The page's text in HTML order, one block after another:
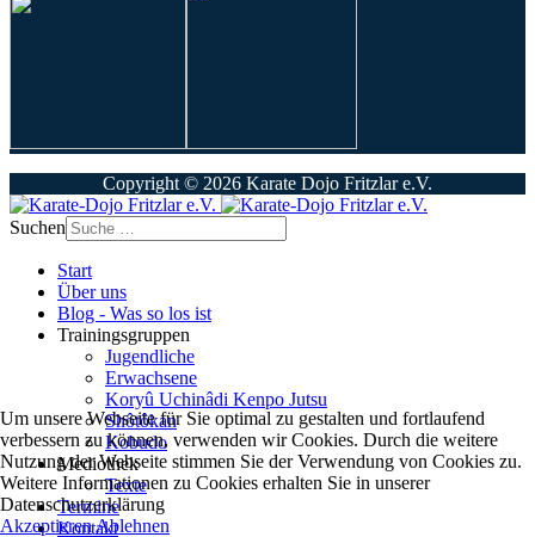
Copyright © 2026 Karate Dojo Fritzlar e.V.
Suchen
Start
Über uns
Blog - Was so los ist
Trainingsgruppen
Jugendliche
Erwachsene
Koryû Uchinâdi Kenpo Jutsu
Shôtôkan
Kobudo
Mediothek
Texte
Termine
Kontakt
Um unsere Webseite für Sie optimal zu gestalten und fortlaufend
verbessern zu können, verwenden wir Cookies. Durch die weitere
Nutzung der Webseite stimmen Sie der Verwendung von Cookies zu.
Weitere Informationen zu Cookies erhalten Sie in unserer
Datenschutzerklärung
AkzeptierenAblehnen